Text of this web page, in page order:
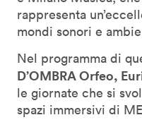
rappresenta
mondi sonori e
Nel programma di
D’OMBRA Orfeo,
le giornate che si
spazi immersivi di